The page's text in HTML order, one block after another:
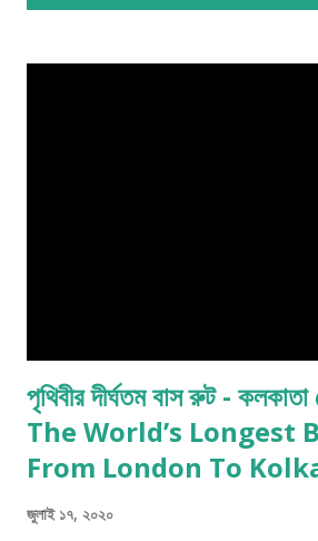
পৃথিবীর দীর্ঘতম বাস রুট -
The World’s Longest
From London To
জুলাই ১৭, ২০২০